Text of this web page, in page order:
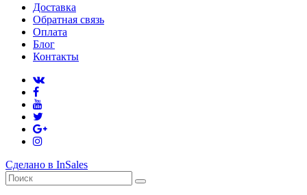
Доставка
Обратная связь
Оплата
Блог
Контакты
Сделано в InSales